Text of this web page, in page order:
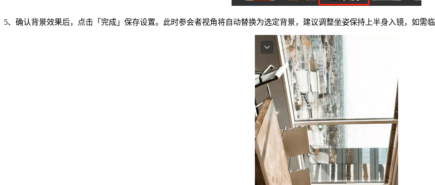
5、确认背景效果后，点击「完成」保存设置。此时参会者视角将自动替换为选定背景，建议调整坐姿保持上半身入镜，如需